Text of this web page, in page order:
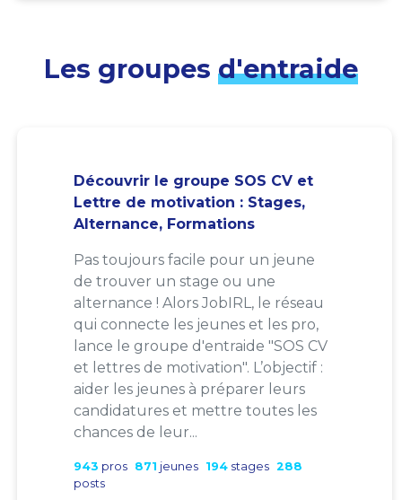
Les groupes d'entraide
Découvrir le groupe SOS CV et
Lettre de motivation : Stages,
Alternance, Formations
Pas toujours facile pour un jeune
de trouver un stage ou une
alternance ! Alors JobIRL, le réseau
qui connecte les jeunes et les pro,
lance le groupe d'entraide "SOS CV
et lettres de motivation". L’objectif :
aider les jeunes à préparer leurs
candidatures et mettre toutes les
chances de leur...
943 pros 871 jeunes 194 stages 288
posts